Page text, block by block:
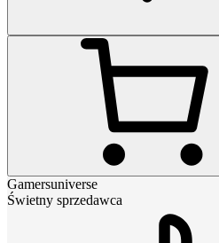
Gamersuniverse
Świetny sprzedawca